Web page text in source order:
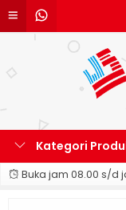
Kategori
Buka jam 08.00 s/d